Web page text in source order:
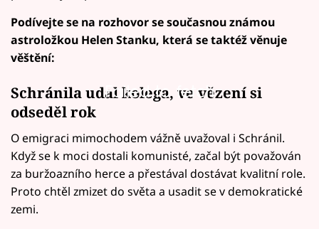
Podívejte se na rozhovor se současnou známou
astroložkou Helen Stanku, která se taktéž věnuje
věštění:
Failed to fetch
Schránila udal kolega, ve vězení si
odseděl rok
O emigraci mimochodem vážně uvažoval i Schránil.
Když se k moci dostali komunisté, začal být považován
za buržoazního herce a přestával dostávat kvalitní role.
Proto chtěl zmizet do světa a usadit se v demokratické
zemi.